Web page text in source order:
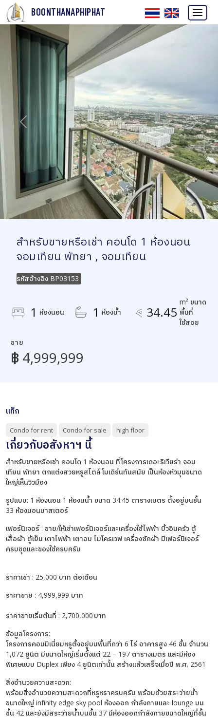
BOONTHANAPHIPHAT
ก่อนหน้า ถัดไป
สำหรับขายหรือเช่า คอนโด 1 ห้องนอน
จอมเทียน พัทยา , จอมเทียน
รหัสอ้างอิง BP03153
1 ห้องนอน 1 ห้องน้ำ 34.45
m² ขนาด
พื้นที่
ใช้สอย
ขาย
฿ 4,999,999
แท็ก
Condo for rent Condo for sale high floor
เกี่ยวกับอสังหาฯ นี้
สำหรับขายหรือเช่า คอนโด 1 ห้องนอน ที่โครงการเดอะริเวียร่า จอม
เทียน พัทยา ตกแต่งสวยหรูสไตล์โมเดิร์นทันสมัย เป็นห้องหัวมุมขนาด
ใหญ่เห็นวิวมือง
รูปแบบ: 1 ห้องนอน 1 ห้องนน้ำ ขนาด 34.45 ตารางเมตร ตั้งอยู่บนชั้น
33 ห้องนอนมาสเตอร์
เฟอร์นิเจอร์ : ขาย/ให้เช่าเฟอร์นิเจอร์และเครื่องใช้ไฟฟ้า บิ้วอินครัว ตู้
เสื้อผ้า ตู้เย็น เตาไฟฟ้า เตาอบ ไมโครเวฟ เครื่องซักผ้า มีเฟอร์นิเจอร์
ครบชุดและของใช้ครบครัน
ราคาเช่า : 25,000 บาท ต่อเดือน
ราคาขาย : 4,999,999 บาท
ราคาขายเริ่มต้นที่ : 2,700,000 บาท
ข้อมูลโครงการ:
โครงการคอนมิเนี่ยมหรูตั้งอยู่บนพื้นที่กว่า 6 ไร่ อาคารสูง 46 ชั้น จำนวน
1,072 ยูนิต มีขนาดใหญ่เริ่มตั้งแต่ 22 – 197 ตารางเมตร และมีห้อง
พิเศษแบบ Duplex เพียง 4 ยูนิตเท่านั้น สร้างแล้วเสร็จเมื่อปี พ.ศ. 2561
สิ่งอำนวยความสะดวก:
พร้อมสิ่งอำนวยความสะดวกที่หรูหราครบครัน พร้อมด้วยสระว่ายน้ำ
ขนาดใหญ่ infinity edge sky pool ห้องออก กำลังกายและ lounge บน
ชั้น 42 และยังมีสระว่ายน้ำบนชั้น 37 มีห้องออกกำลังกายขนาดใหญ่ที่ชั้น